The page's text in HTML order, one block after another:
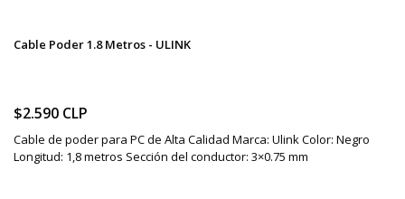
Cable Poder 1.8 Metros - ULINK
$2.590 CLP
Cable de poder para PC de Alta Calidad Marca: Ulink Color: Negro
Longitud: 1,8 metros Sección del conductor: 3×0.75 mm